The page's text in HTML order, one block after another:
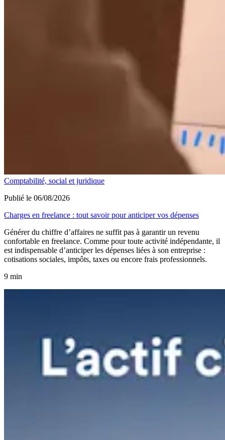
Comptabilité, social et juridique
Publié le 06/08/2026
Charges en freelance : tout savoir pour anticiper vos dépenses
Générer du chiffre d’affaires ne suffit pas à garantir un revenu
confortable en freelance. Comme pour toute activité indépendante, il
est indispensable d’anticiper les dépenses liées à son entreprise :
cotisations sociales, impôts, taxes ou encore frais professionnels.
9 min